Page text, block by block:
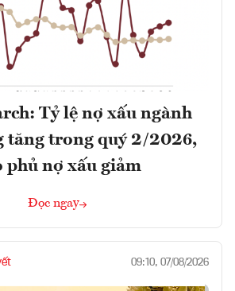
Tỷ lệ nợ xấu ngành
tăng trong quý 2/2026,
phủ nợ xấu giảm
Đọc ngay
09:10, 07/08/2026